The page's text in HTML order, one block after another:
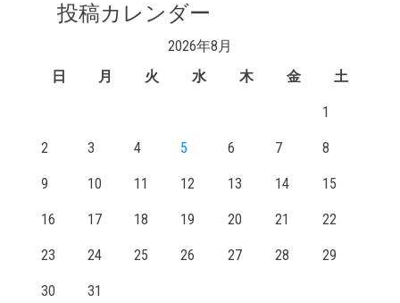
投稿カレンダー
2026年8月
日
月 火 水 木 金 土
1
2 3 4 5 6 7 8
9 10 11 12 13 14 15
16 17 18 19 20 21 22
23 24 25 26 27 28 29
30 31